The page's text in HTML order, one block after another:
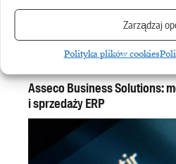
Zarządzaj
Polityka plików cookies
Asseco Business Solutions:
i sprzedaży ERP